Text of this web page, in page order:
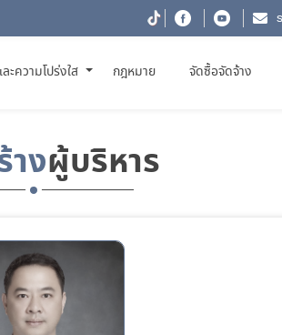
ความโปร่งใส กฎหมาย จัดซื้อจัดจ้าง
างผู้บริหาร